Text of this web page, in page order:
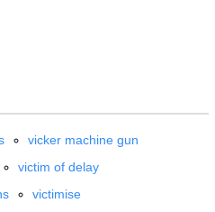
vicker machine gun
victim of delay
victimise